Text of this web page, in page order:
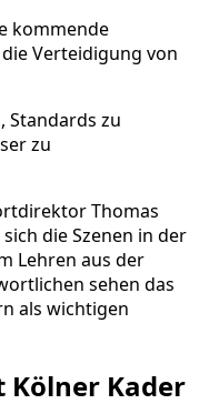
kommende
Verteidigung von
Standards zu
zu
Thomas
die Szenen in der
Lehren aus der
sehen das
als wichtigen
Kader